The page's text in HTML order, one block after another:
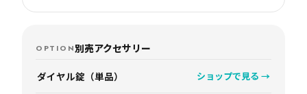
OPTION別売アクセサリー
ダイヤル錠（単品） ショップで見る →